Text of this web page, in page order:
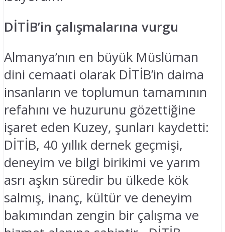
DİTİB’in çalışmalarına vurgu
Almanya’nın en büyük Müslüman
dini cemaati olarak DİTİB’in daima
insanların ve toplumun tamamının
refahını ve huzurunu gözettiğine
işaret eden Kuzey, şunları kaydetti:
DİTİB, 40 yıllık dernek geçmişi,
deneyim ve bilgi birikimi ve yarım
asrı aşkın süredir bu ülkede kök
salmış, inanç, kültür ve deneyim
bakımından zengin bir çalışma ve